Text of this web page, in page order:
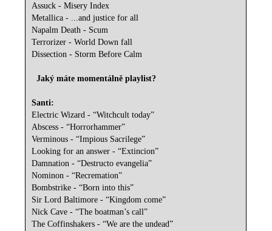
Assuck - Misery Index
Metallica - ...and justice for all
Napalm Death - Scum
Terrorizer - World Down fall
Dissection - Storm Before Calm
Jaký máte momentálně playlist?
Santi:
Electric Wizard - “Witchcult today”
Abscess - “Horrorhammer”
Verminous - “Impious Sacrilege”
Looking for an answer - “Extincion”
Damnation - “Destructo evangelia”
Nominon - “Recremation”
Bombstrike - “Born into this”
Sir Lord Baltimore - “Kingdom come”
Nick Cave - “The boatman’s call”
The Coffinshakers - “We are the undead”